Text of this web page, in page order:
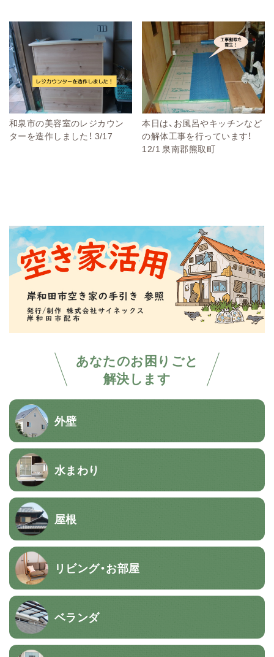
あなたのお困りごと
解決します
外壁
水まわり
屋根
リビング・お部屋
ベランダ
和泉市の美容室のレジカウン
ターを造作しました！ 3/17
本日は、お風呂やキッチンなど
の解体工事を行っています！
12/1 泉南郡熊取町